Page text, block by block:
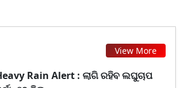
View More
Rain Alert : ଲାଗି ରହିବ ଲଘୁଚାପ